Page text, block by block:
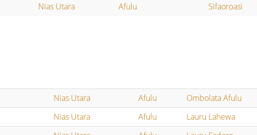
Nias Utara Afulu Sifaoroasi
Nias Utara Afulu
Ombolata Afulu
Nias Utara Afulu
Lauru Lahewa